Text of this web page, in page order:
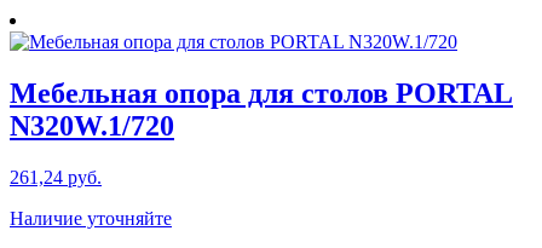
Мебельная опора для столов PORTAL
N320W.1/720
261,24 руб.
Наличие уточняйте